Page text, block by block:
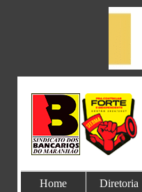
Home Diretoria